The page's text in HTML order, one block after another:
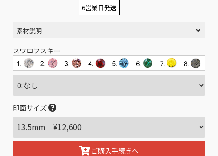
6営業日発送
素材説明
スワロフスキー
印面サイズ
ご購入手続きへ